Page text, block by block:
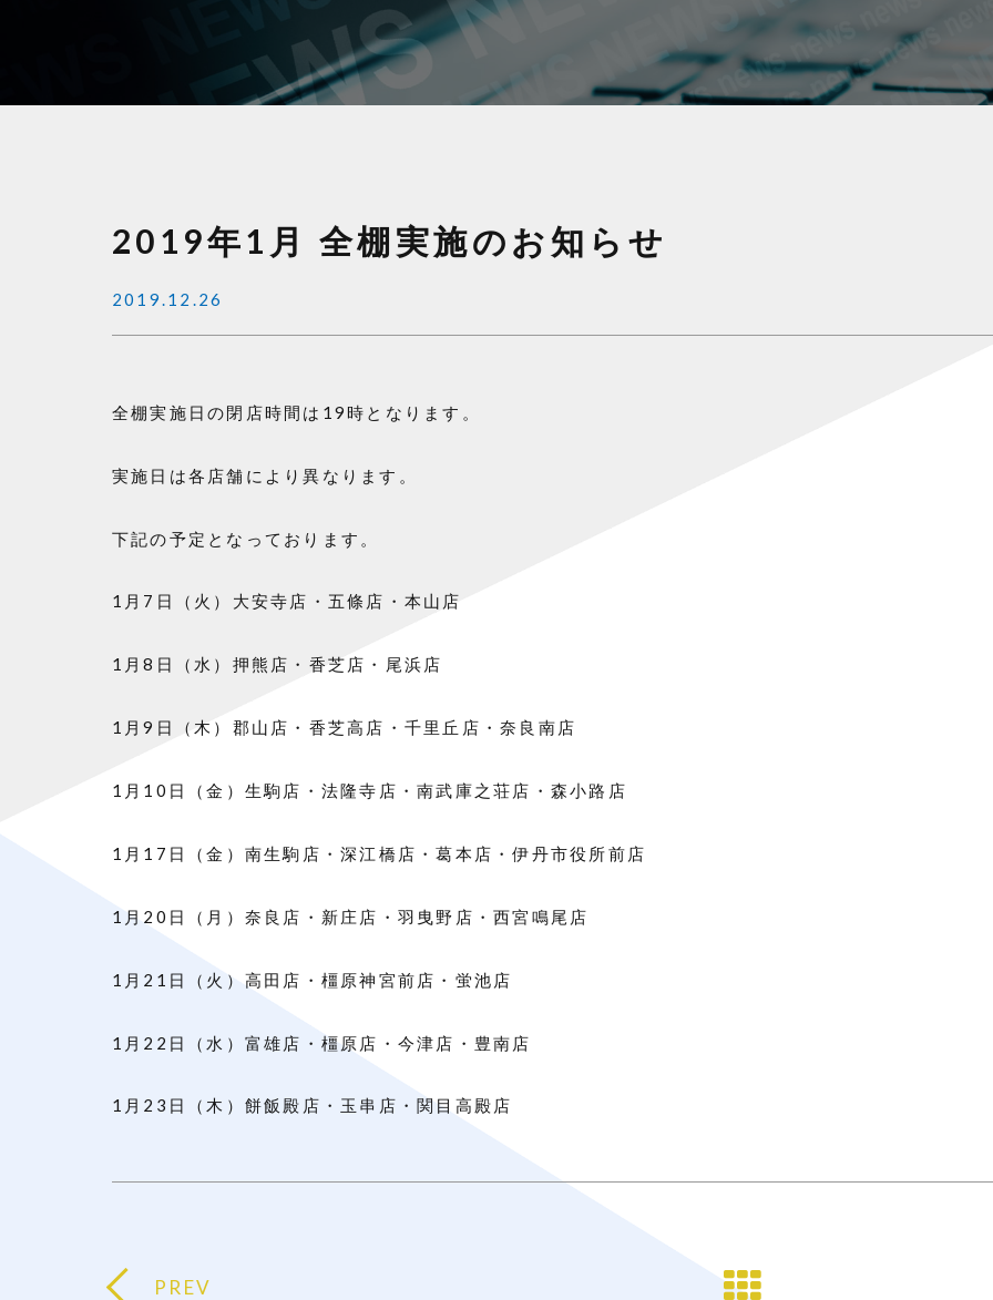
2019年1月 全棚実施のお知らせ
2019.12.26
全棚実施日の閉店時間は19時となります。
実施日は各店舗により異なります。
下記の予定となっております。
1月7日（火）大安寺店・五條店・本山店
1月8日（水）押熊店・香芝店・尾浜店
1月9日（木）郡山店・香芝高店・千里丘店・奈良南店
1月10日（金）生駒店・法隆寺店・南武庫之荘店・森小路店
1月17日（金）南生駒店・深江橋店・葛本店・伊丹市役所前店
1月20日（月）奈良店・新庄店・羽曳野店・西宮鳴尾店
1月21日（火）高田店・橿原神宮前店・蛍池店
1月22日（水）富雄店・橿原店・今津店・豊南店
1月23日（木）餅飯殿店・玉串店・関目高殿店
PREV